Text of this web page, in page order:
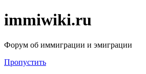
immiwiki.ru
Форум об иммиграции и эмиграции
Пропустить